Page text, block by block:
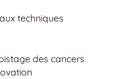
techniques
des cancers